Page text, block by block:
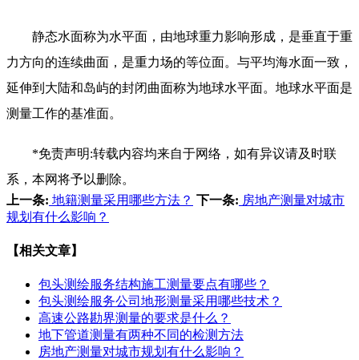
静态水面称为水平面，由地球重力影响形成，是垂直于重
力方向的连续曲面，是重力场的等位面。与平均海水面一致，
延伸到大陆和岛屿的封闭曲面称为地球水平面。地球水平面是
测量工作的基准面。
*免责声明:转载内容均来自于网络，如有异议请及时联
系，本网将予以删除。
上一条: 地籍测量采用哪些方法？ 下一条: 房地产测量对城市
规划有什么影响？
【相关文章】
包头测绘服务结构施工测量要点有哪些？
包头测绘服务公司地形测量采用哪些技术？
高速公路勘界测量的要求是什么？
地下管道测量有两种不同的检测方法
房地产测量对城市规划有什么影响？